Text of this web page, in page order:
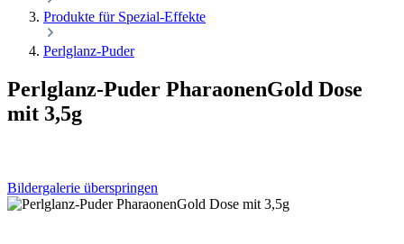
Produkte für Spezial-Effekte
Perlglanz-Puder
Perlglanz-Puder PharaonenGold Dose
mit 3,5g
Bildergalerie überspringen